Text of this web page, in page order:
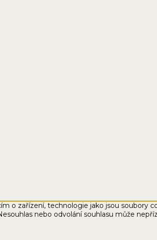
o zařízení, technologie jako jsou soubory
nebo odvolání souhlasu může